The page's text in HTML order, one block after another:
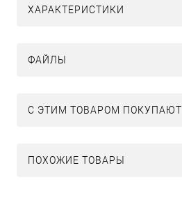
ХАРАКТЕРИСТИКИ
ФАЙЛЫ
С ЭТИМ ТОВАРОМ ПОКУПАЮТ
ПОХОЖИЕ ТОВАРЫ